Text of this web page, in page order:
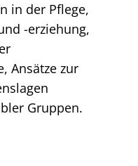
in der Pflege,
-erziehung,
Ansätze zur
Gruppen.